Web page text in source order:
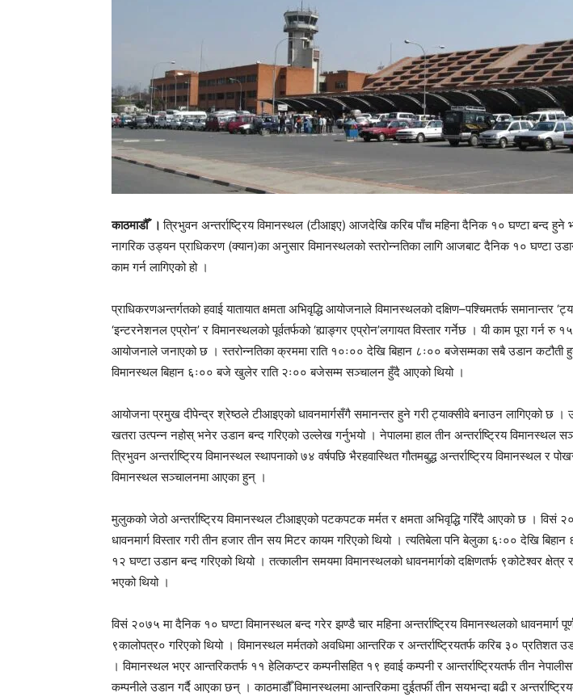
काठमाडौँ ।त्रिभुवन अन्तर्राष्ट्रिय विमानस्थल (टीआइए) आजदेखि करिब पाँच महिना दैनिक १० घण्टा बन्द
नागरिक उड्यन प्राधिकरण (क्यान)का अनुसार विमानस्थलको स्तरोन्नतिका लागि आजबाट दैनिक १० घण्टा
काम गर्न लागिएको हो ।
प्राधिकरणअन्तर्गतको हवाई यातायात क्षमता अभिवृद्धि आयोजनाले विमानस्थलको दक्षिण–पश्चिमतर्फ समानान्तर
‘इन्टरनेशनल एप्रोन’ र विमानस्थलको पूर्वतर्फको ‘ह्याङ्गर एप्रोन’लगायत विस्तार गर्नेछ । यी काम पूरा गर्न रु
आयोजनाले जनाएको छ । स्तरोन्नतिका क्रममा राति १०ः०० देखि बिहान ८ः०० बजेसम्मका सबै उडान कटौती
विमानस्थल बिहान ६ः०० बजे खुलेर राति २ः०० बजेसम्म सञ्चालन हुँदै आएको थियो ।
आयोजना प्रमुख दीपेन्द्र श्रेष्ठले टीआइएको धावनमार्गसँगै समानन्तर हुने गरी ट्याक्सीवे बनाउन लागिएको छ ।
खतरा उत्पन्न नहोस् भनेर उडान बन्द गरिएको उल्लेख गर्नुभयो । नेपालमा हाल तीन अन्तर्राष्ट्रिय विमानस्थल
त्रिभुवन अन्तर्राष्ट्रिय विमानस्थल स्थापनाको ७४ वर्षपछि भैरहवास्थित गौतमबुद्ध अन्तर्राष्ट्रिय विमानस्थल र
विमानस्थल सञ्चालनमा आएका हुन् ।
मुलुकको जेठो अन्तर्राष्ट्रिय विमानस्थल टीआइएको पटकपटक मर्मत र क्षमता अभिवृद्धि गरिँदै आएको छ । विसं
धावनमार्ग विस्तार गरी तीन हजार तीन सय मिटर कायम गरिएको थियो । त्यतिबेला पनि बेलुका ६ः०० देखि
१२ घण्टा उडान बन्द गरिएको थियो । तत्कालीन समयमा विमानस्थलको धावनमार्गको दक्षिणतर्फ ९कोटेश्वर क्षेत्र
भएको थियो ।
विसं २०७५ मा दैनिक १० घण्टा विमानस्थल बन्द गरेर झण्डै चार महिना अन्तर्राष्ट्रिय विमानस्थलको धावनमार्ग
९कालोपत्र० गरिएको थियो । विमानस्थल मर्मतको अवधिमा आन्तरिक र अन्तर्राष्ट्रियतर्फ करिब ३० प्रतिशत
। विमानस्थल भएर आन्तरिकतर्फ ११ हेलिकप्टर कम्पनीसहित १९ हवाई कम्पनी र आन्तर्राष्ट्रियतर्फ तीन
कम्पनीले उडान गर्दै आएका छन् । काठमाडौँ विमानस्थलमा आन्तरिकमा दुईतर्फी तीन सयभन्दा बढी र